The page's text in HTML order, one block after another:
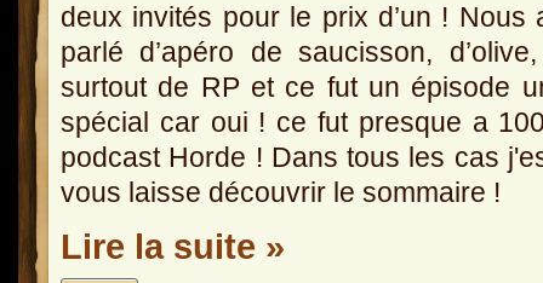
deux invités pour le prix d’un ! Nous
parlé d’apéro de saucisson,
surtout de RP et ce fut un épisode
spécial car oui ! ce fut presque a
podcast Horde ! Dans tous les cas
vous laisse découvrir le sommaire !
Lire la suite »